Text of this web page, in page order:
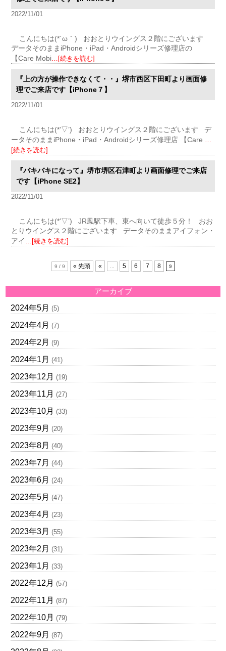
2022/11/01
こんにちは(*´ω｀) おおとりウイングス２階にございます
データそのままiPhone・iPad・Androidシリーズ修理店の
【Care Mobi…[続きを読む]
『上の方が操作できなくて・・』堺市西区下田町より画面修
理でご来店です【iPhone７】
2022/11/01
こんにちは(*’▽’) おおとりウイングス２階にございます デ
ータそのままiPhone・iPad・Androidシリーズ修理店 【Care …
[続きを読む]
『バキバキになって』堺市堺区石津町より画面修理でご来店
です【iPhone SE2】
2022/11/01
こんにちは(*’▽’) JR鳳駅下車、東へ向いて徒歩５分！ おお
とりウイングス２階にございます データそのままアイフォン・
アイ …[続きを読む]
9 / 9 « 先頭 « 5 6 7 8 9
アーカイブ
2024年5月 (5)
2024年4月 (7)
2024年2月 (9)
2024年1月 (41)
2023年12月 (19)
2023年11月 (27)
2023年10月 (33)
2023年9月 (20)
2023年8月 (40)
2023年7月 (44)
2023年6月 (24)
2023年5月 (47)
2023年4月 (23)
2023年3月 (55)
2023年2月 (31)
2023年1月 (33)
2022年12月 (57)
2022年11月 (87)
2022年10月 (79)
2022年9月 (87)